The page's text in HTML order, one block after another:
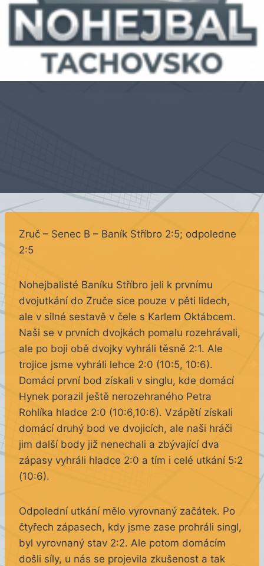
Zruč – Senec B – Baník Stříbro 2:5; odpoledne
2:5
Nohejbalisté Baníku Stříbro jeli k prvnímu
dvojutkání do Zruče sice pouze v pěti lidech,
ale v silné sestavě v čele s Karlem Oktábcem.
Naši se v prvních dvojkách pomalu rozehrávali,
ale po boji obě dvojky vyhráli těsně 2:1. Ale
trojice jsme vyhráli lehce 2:0 (10:5, 10:6).
Domácí první bod získali v singlu, kde domácí
Hynek porazil ještě nerozehraného Petra
Rohlíka hladce 2:0 (10:6,10:6). Vzápětí získali
domácí druhý bod ve dvojicích, ale naši hráči
jim další body již nenechali a zbývající dva
zápasy vyhráli hladce 2:0 a tím i celé utkání 5:2
(10:6).
Odpolední utkání mělo vyrovnaný začátek. Po
čtyřech zápasech, kdy jsme zase prohráli singl,
byl vyrovnaný stav 2:2. Ale potom domácím
došli síly, u nás se projevila zkušenost a tak